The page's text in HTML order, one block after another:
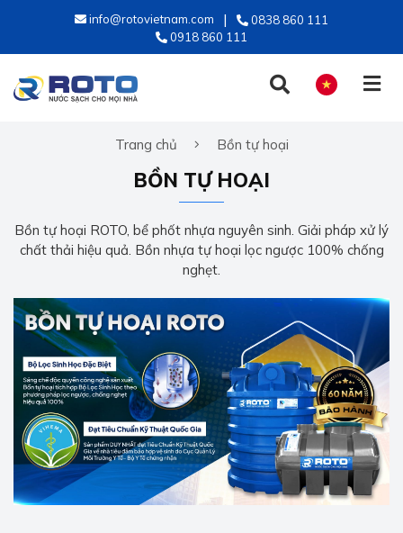
info@rotovietnam.com
0838 860 111
0918 860 111
Trang chủ Bồn tự hoại
BỒN TỰ HOẠI
Bồn tự hoại ROTO, bể phốt nhựa nguyên sinh. Giải pháp xử lý
chất thải hiệu quả. Bồn nhựa tự hoại lọc ngược 100% chống
nghẹt.